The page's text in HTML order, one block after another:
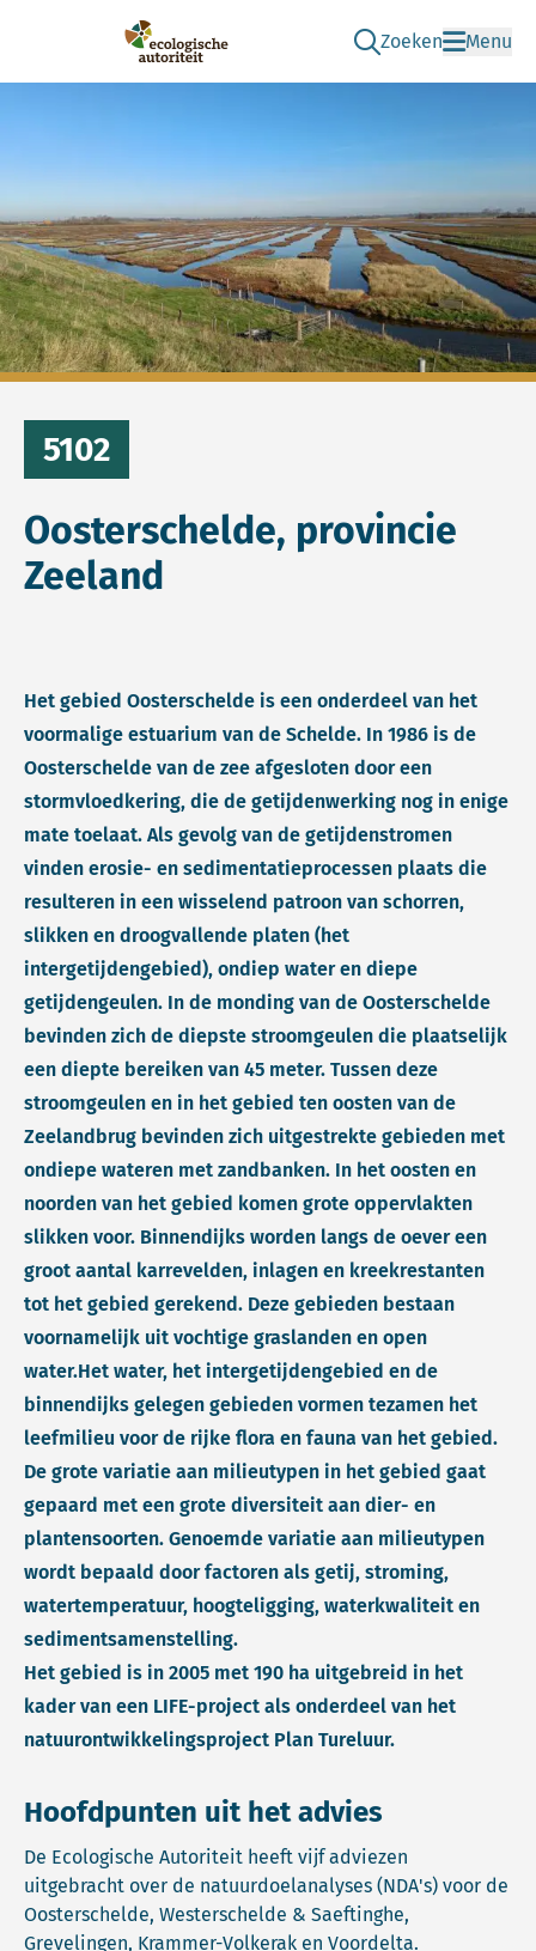
Ecologische Autoriteit
Zoeken
Ga naar de zoek
Menu
5102
Oosterschelde, provincie
Zeeland
Het gebied Oosterschelde is een onderdeel van het
voormalige estuarium van de Schelde. In 1986 is de
Oosterschelde van de zee afgesloten door een
stormvloedkering, die de getijdenwerking nog in enige
mate toelaat. Als gevolg van de getijdenstromen
vinden erosie- en sedimentatieprocessen plaats die
resulteren in een wisselend patroon van schorren,
slikken en droogvallende platen (het
intergetijdengebied), ondiep water en diepe
getijdengeulen. In de monding van de Oosterschelde
bevinden zich de diepste stroomgeulen die plaatselijk
een diepte bereiken van 45 meter. Tussen deze
stroomgeulen en in het gebied ten oosten van de
Zeelandbrug bevinden zich uitgestrekte gebieden met
ondiepe wateren met zandbanken. In het oosten en
noorden van het gebied komen grote oppervlakten
slikken voor. Binnendijks worden langs de oever een
groot aantal karrevelden, inlagen en kreekrestanten
tot het gebied gerekend. Deze gebieden bestaan
voornamelijk uit vochtige graslanden en open
water.Het water, het intergetijdengebied en de
binnendijks gelegen gebieden vormen tezamen het
leefmilieu voor de rijke flora en fauna van het gebied.
De grote variatie aan milieutypen in het gebied gaat
gepaard met een grote diversiteit aan dier- en
plantensoorten. Genoemde variatie aan milieutypen
wordt bepaald door factoren als getij, stroming,
watertemperatuur, hoogteligging, waterkwaliteit en
sedimentsamenstelling.
Het gebied is in 2005 met 190 ha uitgebreid in het
kader van een LIFE-project als onderdeel van het
natuurontwikkelingsproject Plan Tureluur.
Hoofdpunten uit het advies
De Ecologische Autoriteit heeft vijf adviezen
uitgebracht over de natuurdoelanalyses (NDA's) voor de
Oosterschelde, Westerschelde & Saeftinghe,
Grevelingen, Krammer-Volkerak en Voordelta.